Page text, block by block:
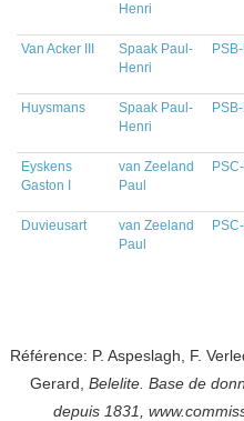
Henri
Van Acker III
Spaak Paul-
Henri
Huysmans
Spaak Paul-
Henri
Eyskens
Gaston I
van Zeeland
Paul
Duvieusart
van Zeeland
Paul
Référence: P. Aspeslagh, F.
Gerard, Belelite. Base de
depuis 1831,